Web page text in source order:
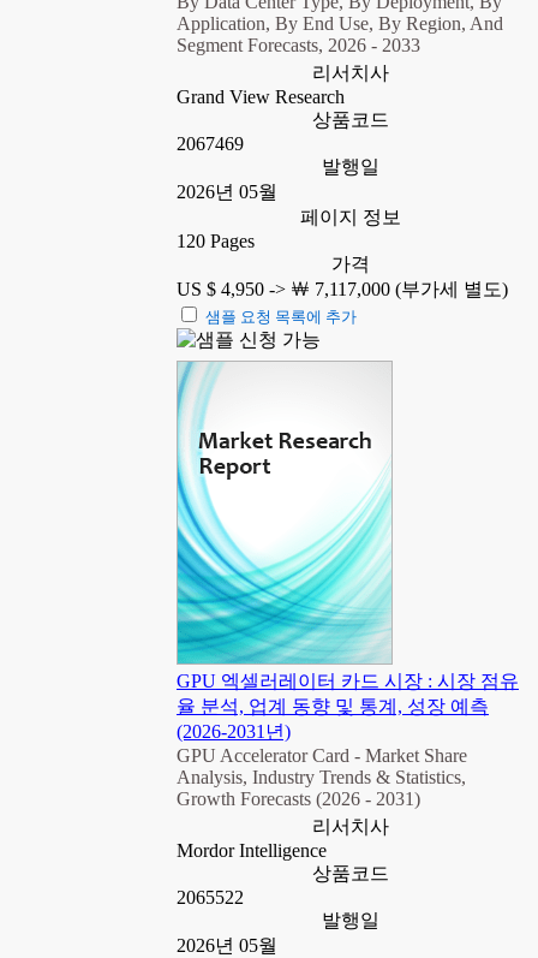
Application, By End Use, By Region, And
Segment Forecasts, 2026 - 2033
리서치사
Grand View Research
상품코드
2067469
발행일
2026년 05월
페이지 정보
120 Pages
가격
US $ 4,950 -> ￦ 7,117,000 (부가세 별도)
샘플 요청 목록에 추가
GPU 엑셀러레이터 카드 시장 : 시장 점유
율 분석, 업계 동향 및 통계, 성장 예측
(2026-2031년)
GPU Accelerator Card - Market Share
Analysis, Industry Trends & Statistics,
Growth Forecasts (2026 - 2031)
리서치사
Mordor Intelligence
상품코드
2065522
발행일
2026년 05월